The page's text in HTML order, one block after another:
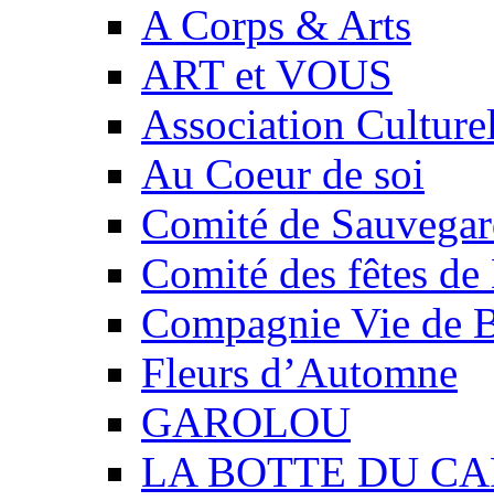
A Corps & Arts
ART et VOUS
Association
Au Coeur de soi
Comité de
Comité des fêtes
Compagnie Vie de
Fleurs d’Automne
GAROLOU
LA BOTTE DU